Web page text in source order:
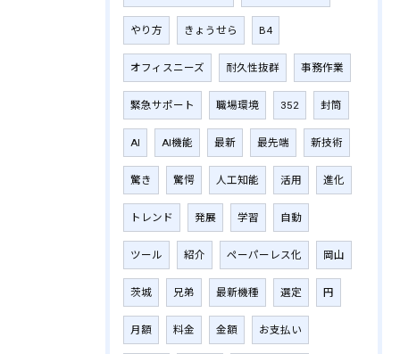
やり方 きょうせら B4
オフィスニーズ 耐久性抜群 事務作業
緊急サポート 職場環境 352 封筒
AI AI機能 最新 最先端 新技術
驚き 驚愕 人工知能 活用 進化
トレンド 発展 学習 自動
ツール 紹介 ペーパーレス化 岡山
茨城 兄弟 最新機種 選定 円
月額 料金 金額 お支払い